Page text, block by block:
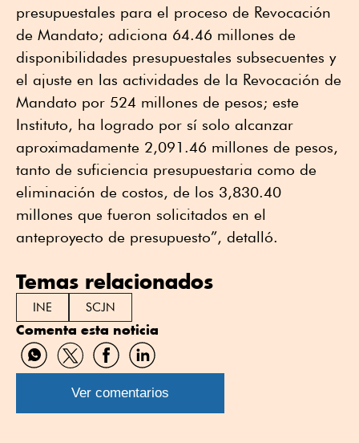
presupuestales para el proceso de Revocación
de Mandato; adiciona 64.46 millones de
disponibilidades presupuestales subsecuentes y
el ajuste en las actividades de la Revocación de
Mandato por 524 millones de pesos; este
Instituto, ha logrado por sí solo alcanzar
aproximadamente 2,091.46 millones de pesos,
tanto de suficiencia presupuestaria como de
eliminación de costos, de los 3,830.40
millones que fueron solicitados en el
anteproyecto de presupuesto”, detalló.
Temas relacionados
INE SCJN
Comenta esta noticia
Compartir
por
WhatsApp
Compartir
por
Twitter
Compartir
por
Facebook
Compartir
por
Linkedin
Ver comentarios